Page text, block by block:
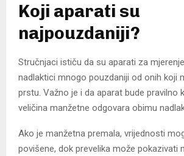
Koji aparati su
najpouzdaniji?
Stručnjaci ističu da su aparati za
nadlaktici mnogo pouzdaniji od onih koji
prstu. Važno je i da aparat bude pravilno
veličina manžetne odgovara obimu
Ako je manžetna premala, vrijednosti
povišene, dok prevelika može pokazivati